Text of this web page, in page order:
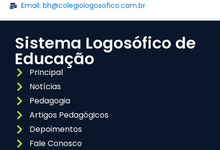
Email: bh@colegiologosofico.com.br
Sistema Logosófico de
Educação
Principal
Notícias
Pedagogia
Artigos Pedagógicos
Depoimentos
Fale Conosco